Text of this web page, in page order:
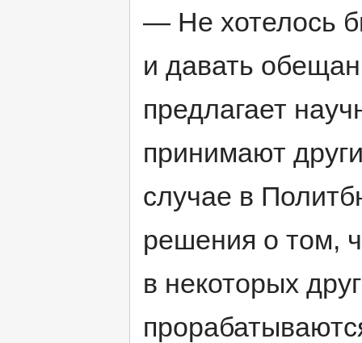
— Не хотелось
и давать
предлагает
принимают
случае в
решения о том,
в некоторых